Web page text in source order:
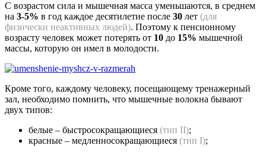
С возрастом сила и мышечная масса уменьшаются, в среднем
на 3-5% в год каждое десятилетие после 30 лет (для
физически неактивных людей). Поэтому к пенсионному
возрасту человек может потерять от 10 до 15% мышечной
массы, которую он имел в молодости.
Кроме того, каждому человеку, посещающему тренажерный
зал, необходимо помнить, что мышечные волокна бывают
двух типов:
белые – быстросокращающиеся (тип II);
красные – медленносокращающиеся (тип I);